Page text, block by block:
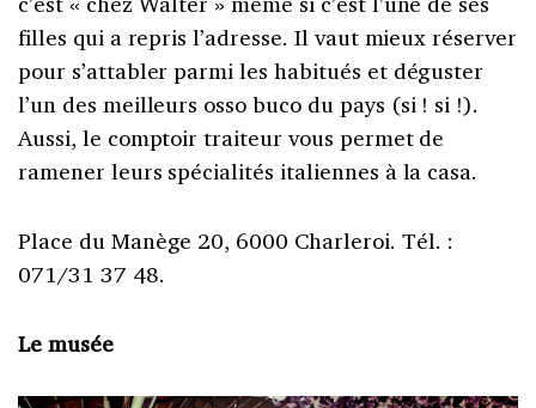
filles qui a repris l’adresse. Il vaut mieux réserver
pour s’attabler parmi les habitués et déguster
l’un des meilleurs osso buco du pays (si ! si !).
Aussi, le comptoir traiteur vous permet de
ramener leurs spécialités italiennes à la casa.
Place du Manège 20, 6000 Charleroi. Tél. :
071/31 37 48.
Le musée